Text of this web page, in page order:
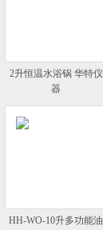
2升恒温水浴锅 华特仪
器
HH-WO-10升多功能油